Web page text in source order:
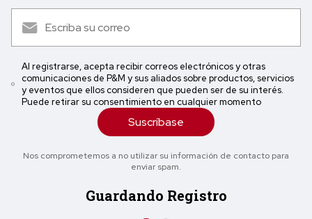
Al registrarse, acepta recibir correos electrónicos y otras
comunicaciones de P&M y sus aliados sobre productos, servicios
y eventos que ellos consideren que pueden ser de su interés.
Puede retirar su consentimiento en cualquier momento
Suscríbase
Nos comprometemos a no utilizar su información de contacto para
enviar spam.
Guardando Registro